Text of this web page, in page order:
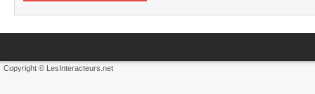
Copyright © LesInteracteurs.net